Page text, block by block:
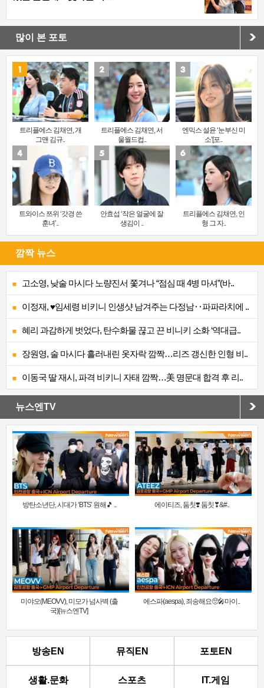
많이 본 포토
트리플에스 김채연, 개
그맨 김규..
트리플에스 김채연, 서
울월드컵..
엔믹스 설윤 ‘눈부신 미
소’[포..
트와이스 쯔위 ‘갓경 쓴
훈녀’..
안효섭 ‘작은 얼굴에 잘
생김이 ..
트리플에스 김채연, 인
형 그 자..
깜짝 뉴스
고소영, 낮술 마시다 노량진서 쫓겨나 “점심 때 4병 마셔”(바..
이정재, ♥임세령 비키니 인생샷 남겨주는 다정남‥파파라치에 ..
혜리 과감하게 벗었다, 탄수화물 끊고 끈 비니키 소화 ‘역대급..
장원영, 술 마시다 흘러내린 옷자락 깜짝…리즈 갱신한 인형 비..
이동국 딸 재시, 파격 비키니 자태 깜짝…美 명문대 합격 후 리..
뉴스엔TV
방탄소년단, 시대가 ‘BTS’ 원해🎵 .. 에이티즈, 둠칫❣️ 둠칫❣&#..
미야오(MEOVV), 미모가 넘사벽 (출
국)[뉴스엔TV]
에스파(aespa), 죄송해요🥺🎤마이..
방송EN 뮤직EN 포토EN
생활.문화 스포츠 IT.게임